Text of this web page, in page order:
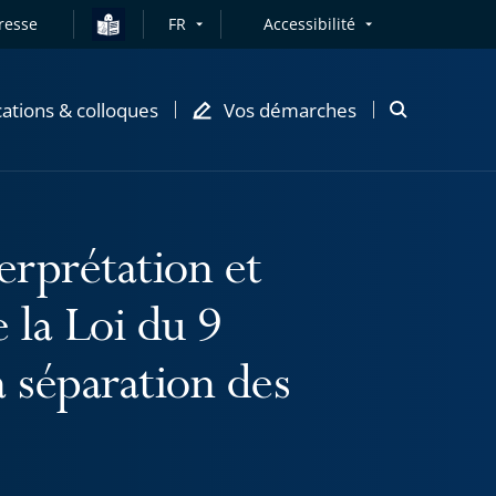
FR Accessibilité
& colloques Vos démarches
Ouvrir
et
la Loi du 9
des